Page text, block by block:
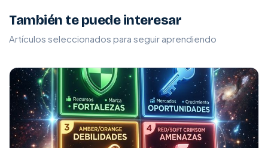
También te puede interesar
Artículos seleccionados para seguir aprendiendo